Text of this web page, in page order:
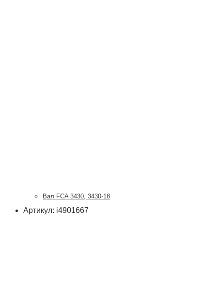
Вал FCA 3430, 3430-18
Артикул: i4901667